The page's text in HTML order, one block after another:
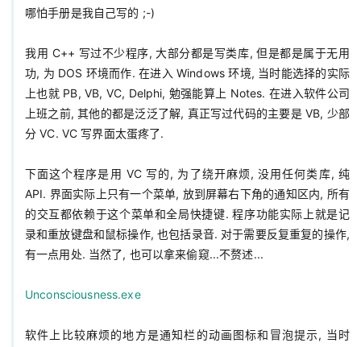
哪怕手册是我自己写的 ;-)
我用 C++ 写过不少程序, 大部分都是写类库, 但是都是属于无用
功, 为 DOS 环境而作. 在进入 Windows 环境, 当时能选择的实际
上也就 PB, VB, VC, Delphi, 勉强能算上 Notes. 在进入软件公司
上班之前, 其他的都是泛泛了解, 真正写过代码的主要是 VB, 少部
分 VC. VC 写界面太蛋疼了.
下面这个程序是用 VC 写的, 为了绕开麻烦, 没用任何类库, 纯
API. 界面实际上只有一个菜单, 放到屏幕右下角的通知区内, 所有
的交互都依赖于这个菜单和全局快捷键. 程序功能实际上就是记
录和重放键盘和鼠标操作, 也包括录音. 对于需要反复重复的操作,
有一点用处. 当然了, 也可以拿来偷窥...不赘述...
Unconsciousness.exe
软件上比较麻烦的地方是通知栏的动画图标和冒泡提示, 当时